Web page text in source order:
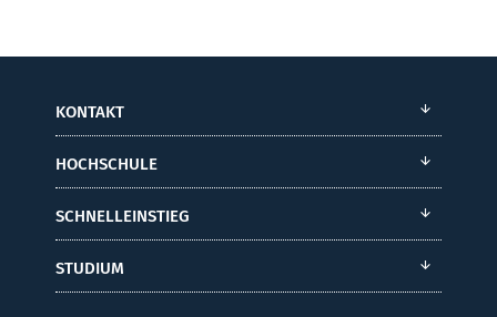
KONTAKT
HOCHSCHULE
SCHNELLEINSTIEG
STUDIUM